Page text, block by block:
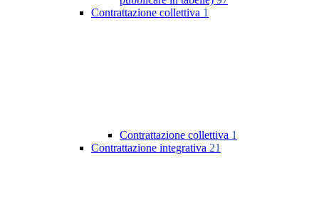
Contrattazione collettiva 1
Contrattazione collettiva 1
Contrattazione integrativa 21